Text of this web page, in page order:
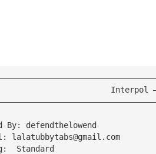
Interpol
By: defendthelowend
lalatubbytabs@gmail.com
Standard